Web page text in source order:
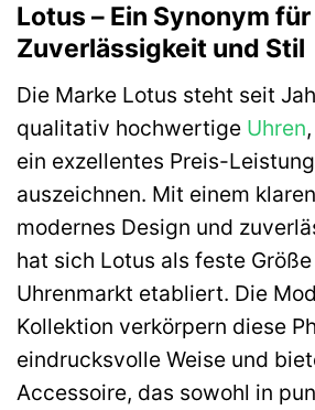
Lotus – Ein Synonym für
Zuverlässigkeit und Stil
Die Marke Lotus steht seit
qualitativ hochwertige Uhren
ein exzellentes Preis-
auszeichnen. Mit einem
modernes Design und
hat sich Lotus als feste
Uhrenmarkt etabliert. Die
Kollektion verkörpern diese
eindrucksvolle Weise und
Accessoire, das sowohl in